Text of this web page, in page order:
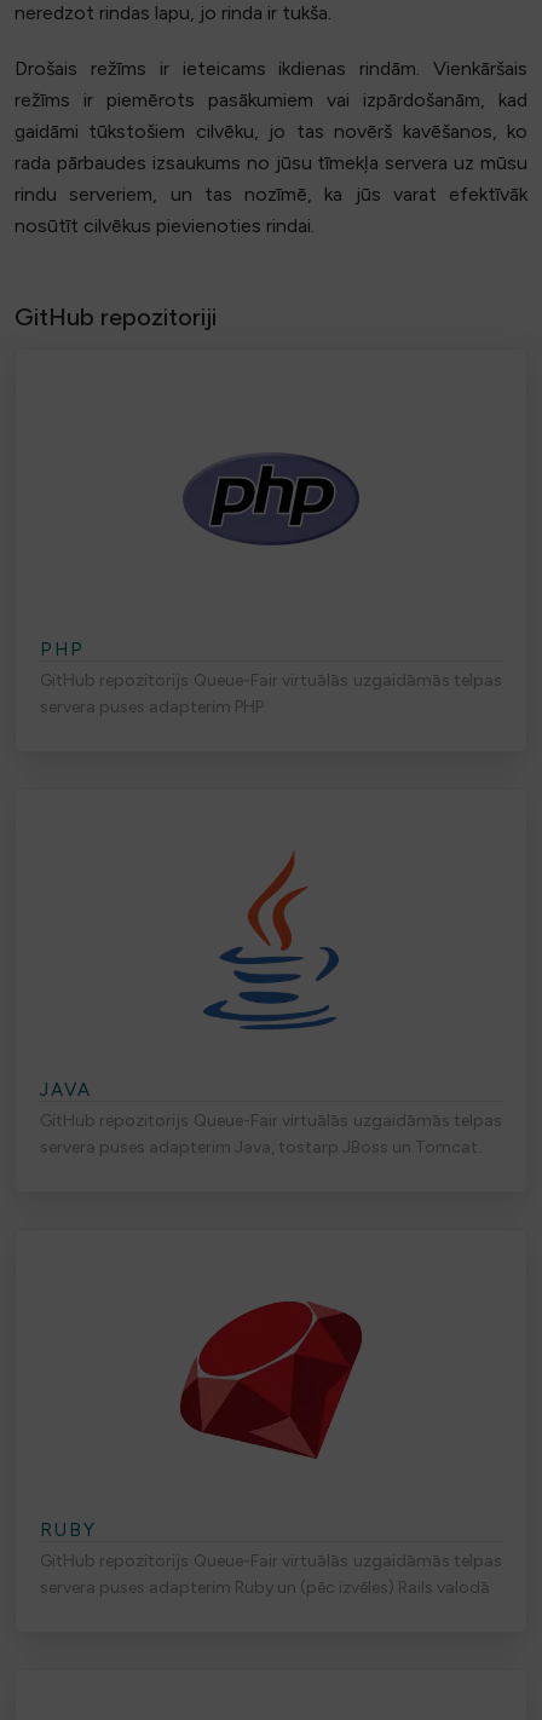
neredzot rindas lapu, jo rinda ir tukša.
Drošais režīms ir ieteicams ikdienas rindām. Vienkāršais
režīms ir piemērots pasākumiem vai izpārdošanām, kad
gaidāmi tūkstošiem cilvēku, jo tas novērš kavēšanos, ko
rada pārbaudes izsaukums no jūsu tīmekļa servera uz mūsu
rindu serveriem, un tas nozīmē, ka jūs varat efektīvāk
nosūtīt cilvēkus pievienoties rindai.
GitHub repozitoriji
PHP
GitHub repozitorijs Queue-Fair virtuālās uzgaidāmās telpas
servera puses adapterim PHP.
JAVA
GitHub repozitorijs Queue-Fair virtuālās uzgaidāmās telpas
servera puses adapterim Java, tostarp JBoss un Tomcat.
RUBY
GitHub repozitorijs Queue-Fair virtuālās uzgaidāmās telpas
servera puses adapterim Ruby un (pēc izvēles) Rails valodā